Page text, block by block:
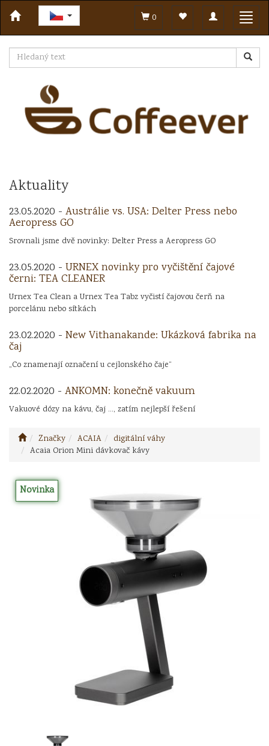
Toggle
navigation
0
Aktuality
23.05.2020 - Austrálie vs. USA: Delter Press nebo
Aeropress GO
Srovnali jsme dvě novinky: Delter Press a Aeropress GO
23.05.2020 - URNEX novinky pro vyčištění čajové
černi: TEA CLEANER
Urnex Tea Clean a Urnex Tea Tabz vyčistí čajovou čerň na
porcelánu nebo sítkách
23.02.2020 - New Vithanakande: Ukázková fabrika na
čaj
„Co znamenají označení u cejlonského čaje“
22.02.2020 - ANKOMN: konečně vakuum
Vakuové dózy na kávu, čaj ..., zatím nejlepší řešení
Značky ACAIA
digitální váhy
Acaia Orion Mini dávkovač kávy
Novinka